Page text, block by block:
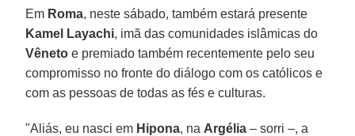
Em Roma, neste sábado, também estará presente
Kamel Layachi, imã das comunidades islâmicas do
Vêneto e premiado também recentemente pelo seu
compromisso no fronte do diálogo com os católicos e
com as pessoas de todas as fés e culturas.
"Aliás, eu nasci em Hipona, na Argélia – sorri –, a